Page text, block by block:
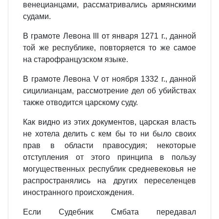
венецианцами, рассматривались армянскими
судами.
В грамоте Левона III от января 1271 г., данной
той же республике, повторяется то же самое
на старофранцузском языке.
В грамоте Левона V от ноября 1332 г., данной
сицилианцам, рассмотрение дел об убийствах
также отводится царскому суду.
Как видно из этих документов, царская власть
не хотела делить с кем бы то ни было своих
прав в области правосудия; некоторые
отступления от этого принципа в пользу
могущественных республик средневековья не
распространялись на других переселенцев
иностранного происхождения.
Если Судебник Смбата передавал